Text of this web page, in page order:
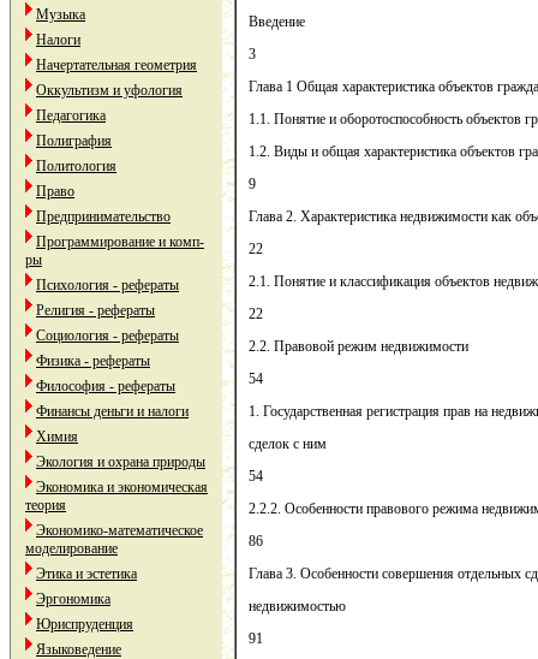
Музыка
Налоги
Начертательная геометрия
Оккультизм и уфология
Педагогика
Полиграфия
Политология
Право
Предпринимательство
Программирование и комп-
ры
Психология - рефераты
Религия - рефераты
Социология - рефераты
Физика - рефераты
Философия - рефераты
Финансы деньги и налоги
Химия
Экология и охрана природы
Экономика и экономическая
теория
Экономико-математическое
моделирование
Этика и эстетика
Эргономика
Юриспруденция
Языковедение
Введение
3
Глава 1 Общая характеристика объектов
1.1. Понятие и оборотоспособность объектов
1.2. Виды и общая характеристика объектов
9
Глава 2. Характеристика недвижимости как
22
2.1. Понятие и классификация объектов
22
2.2. Правовой режим недвижимости
54
1. Государственная регистрация прав на
сделок с ним
54
2.2.2. Особенности правового режима
86
Глава 3. Особенности совершения отдельных
недвижимостью
91